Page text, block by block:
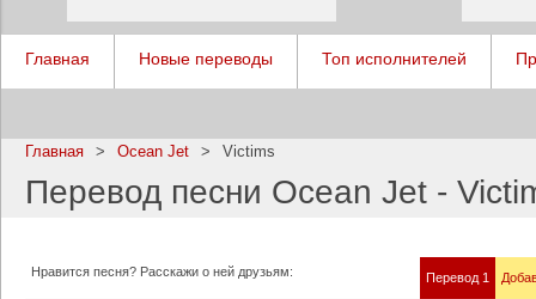
Imagine Dragons
Все
Главная Новые переводы Топ исполнителей
Главная > Ocean Jet > Victims
Перевод песни Ocean Jet -
Нравится песня? Расскажи о ней друзьям: Перевод 1